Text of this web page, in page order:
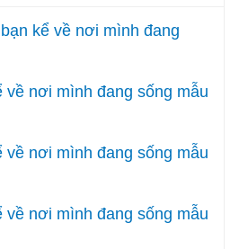
kể về nơi mình đang
về nơi mình đang sống mẫu
về nơi mình đang sống mẫu
về nơi mình đang sống mẫu